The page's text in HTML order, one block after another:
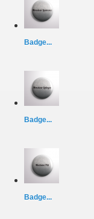
Badge...
Badge...
Badge...